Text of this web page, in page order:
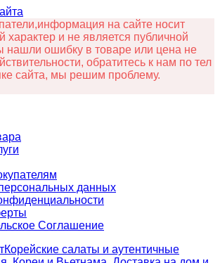
на сайте носит
и не является публичной
нашли ошибку в товаре или цена не
обратитесь к нам по тел
сайта, мы решим проблему.
данных
Соглашение
Корейские салаты и аутентичные